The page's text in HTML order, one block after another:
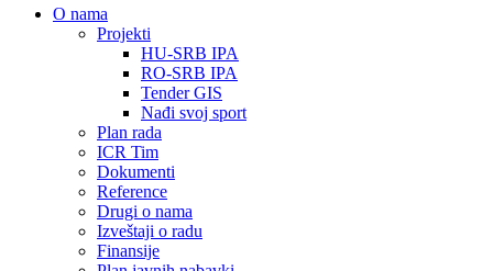
О nama
Projekti
HU-SRB IPA
RO-SRB IPA
Tender GIS
Nađi svoj sport
Plan rada
ICR Tim
Dokumenti
Reference
Drugi o nama
Izveštaji o radu
Finansije